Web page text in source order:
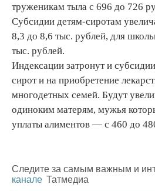
труженикам тыла с 696 до 726
Субсидии детям-сиротам
8,3 до 8,6 тыс. рублей, для
тыс. рублей.
Индексации затронут и
сирот и на приобретение
многодетных семей. Будут
одиноким матерям, мужья
уплаты алиментов — с 460 до
Следите за самым важным и
канале Татмедиа